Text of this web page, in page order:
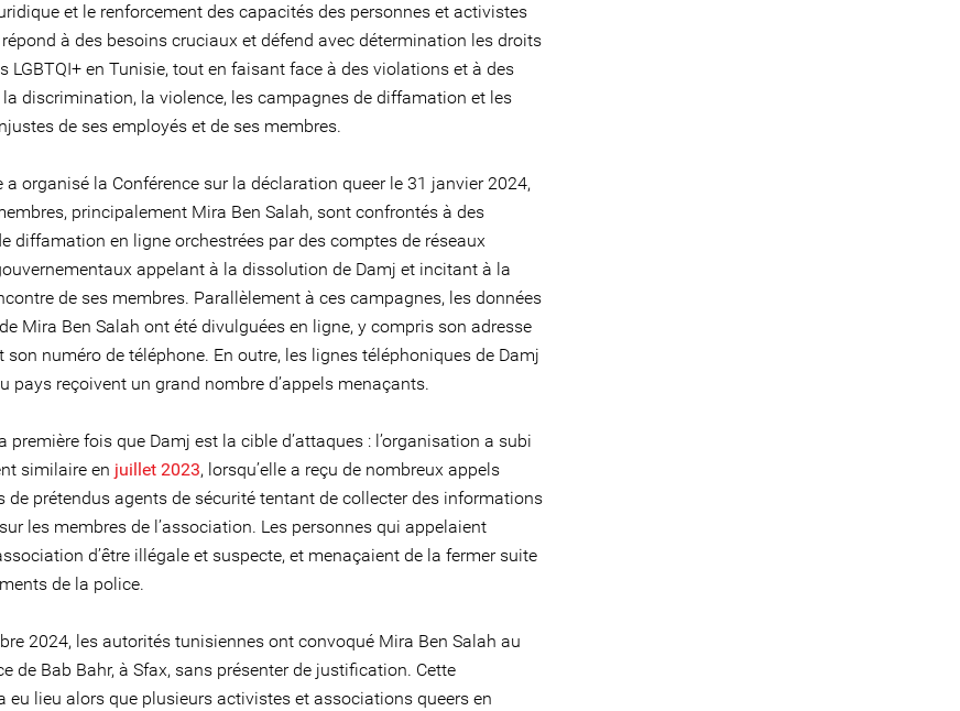
et le renforcement des capacités des personnes et activistes
à des besoins cruciaux et défend avec détermination les droits
LGBTQI+ en Tunisie, tout en faisant face à des violations et à des
discrimination, la violence, les campagnes de diffamation et les
de ses employés et de ses membres.
a organisé la Conférence sur la déclaration queer le 31 janvier 2024,
principalement Mira Ben Salah, sont confrontés à des
diffamation en ligne orchestrées par des comptes de réseaux
appelant à la dissolution de Damj et incitant à la
de ses membres. Parallèlement à ces campagnes, les données
Mira Ben Salah ont été divulguées en ligne, y compris son adresse
son numéro de téléphone. En outre, les lignes téléphoniques de Damj
pays reçoivent un grand nombre d’appels menaçants.
première fois que Damj est la cible d’attaques : l’organisation a subi
similaire en juillet 2023, lorsqu’elle a reçu de nombreux appels
de prétendus agents de sécurité tentant de collecter des informations
les membres de l’association. Les personnes qui appelaient
d’être illégale et suspecte, et menaçaient de la fermer suite
de la police.
2024, les autorités tunisiennes ont convoqué Mira Ben Salah au
de Bab Bahr, à Sfax, sans présenter de justification. Cette
eu lieu alors que plusieurs activistes et associations queers en